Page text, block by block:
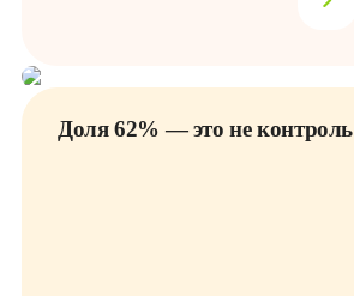
Доля 62% — это не контроль